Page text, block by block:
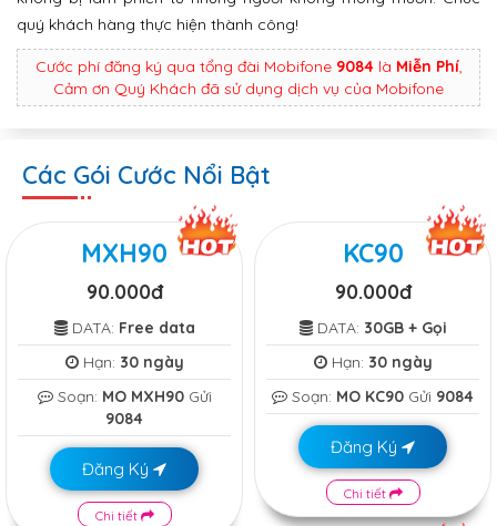
quý khách hàng thực hiện thành công!
Cước phí đăng ký qua tổng đài Mobifone 9084là Miễn Phí,
Cảm ơn Quý Khách đã sử dụng dịch vụ của Mobifone
Các Gói Cước Nổi Bật
MXH90
90.000đ
DATA: Free data
Hạn: 30 ngày
Soạn: MO MXH90Gửi
9084
Đăng Ký
Chi tiết
KC90
90.000đ
DATA: 30GB + Gọi
Hạn: 30 ngày
Soạn: MO KC90 Gửi 9084
Đăng Ký
Chi tiết